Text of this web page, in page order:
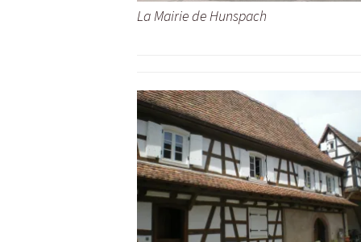
La Mairie de Hunspach